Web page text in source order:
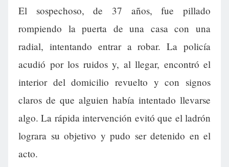
El sospechoso, de 37 años, fue pillado
rompiendo la puerta de una casa con una
radial, intentando entrar a robar. La policía
acudió por los ruidos y, al llegar, encontró el
interior del domicilio revuelto y con signos
claros de que alguien había intentado llevarse
algo. La rápida intervención evitó que el ladrón
lograra su objetivo y pudo ser detenido en el
acto.